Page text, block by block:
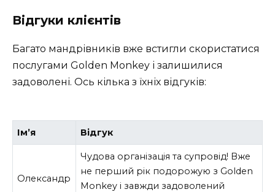
Відгуки клієнтів
Багато мандрівників вже встигли скористатися
послугами Golden Monkey і залишилися
задоволені. Ось кілька з їхніх відгуків:
Ім’я Відгук
Олександр
Чудова організація та супровід! Вже
не перший рік подорожую з Golden
Monkey і завжди задоволений